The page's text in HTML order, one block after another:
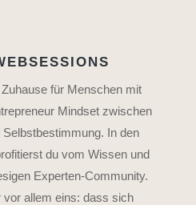
für Menschen mit
Mindset zwischen
In den
du vom Wissen und
Experten-Community.
allem eins: dass sich